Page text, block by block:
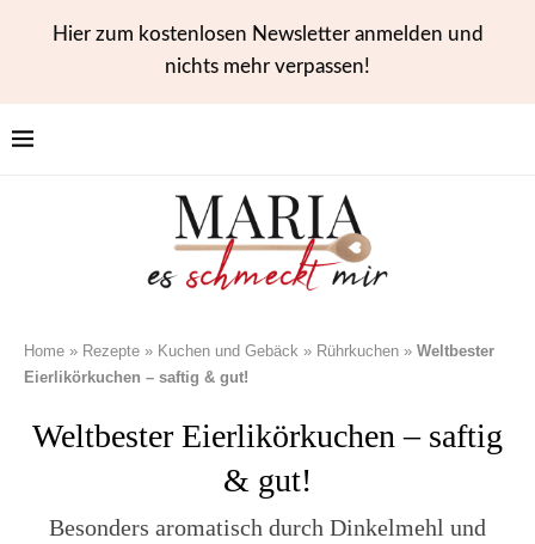
Hier zum kostenlosen Newsletter anmelden und
nichts mehr verpassen!
Home » Rezepte » Kuchen und Gebäck » Rührkuchen » Weltbester
Eierlikörkuchen – saftig & gut!
Weltbester Eierlikörkuchen – saftig
& gut!
Besonders aromatisch durch Dinkelmehl und